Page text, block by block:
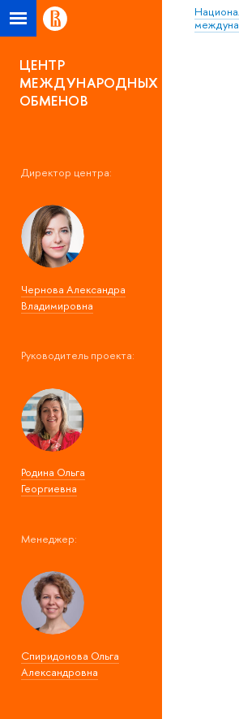
ЦЕНТР
МЕЖДУНАРОДНЫХ
ОБМЕНОВ
Директор центра:
Чернова Александра
Владимировна
Руководитель проекта:
Родина Ольга
Георгиевна
Менеджер:
Спиридонова Ольга
Александровна